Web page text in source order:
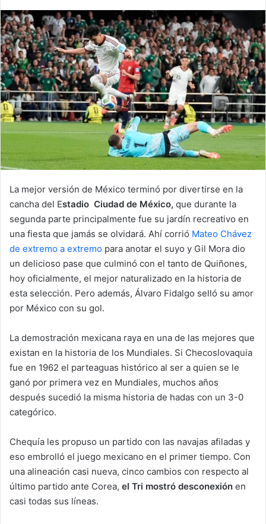
n
d
a
n
e
m
a
i
l
La mejor versión de México terminó por divertirse en la
cancha del Estadio Ciudad de México, que durante la
segunda parte principalmente fue su jardín recreativo en
una fiesta que jamás se olvidará. Ahí corrió Mateo Chávez
de extremo a extremo para anotar el suyo y Gil Mora dio
un delicioso pase que culminó con el tanto de Quiñones,
hoy oficialmente, el mejor naturalizado en la historia de
esta selección. Pero además, Álvaro Fidalgo selló su amor
por México con su gol.
La demostración mexicana raya en una de las mejores que
existan en la historia de los Mundiales. Si Checoslovaquia
fue en 1962 el parteaguas histórico al ser a quien se le
ganó por primera vez en Mundiales, muchos años
después sucedió la misma historia de hadas con un 3-0
categórico.
Chequía les propuso un partido con las navajas afiladas y
eso embrolló el juego mexicano en el primer tiempo. Con
una alineación casi nueva, cinco cambios con respecto al
último partido ante Corea, el Tri mostró desconexión en
casi todas sus líneas.